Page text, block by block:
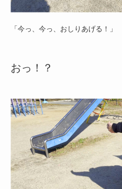
「今っ、今っ、おしりあげる！」
おっ！？